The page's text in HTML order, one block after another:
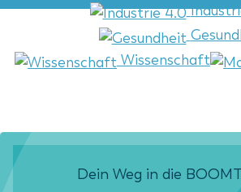
Wissenschaft
Dein Weg in die